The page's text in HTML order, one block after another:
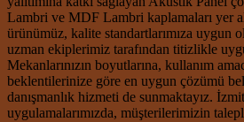
Lambri ve MDF Lambri kaplamaları yer
ürünümüz, kalite standartlarımıza uygun
uzman ekiplerimiz tarafından titizlikle
Mekanlarınızın boyutlarına, kullanım
beklentilerinize göre en uygun çözümü
danışmanlık hizmeti de sunmaktayız.
uygulamalarımızda, müşterilerimizin